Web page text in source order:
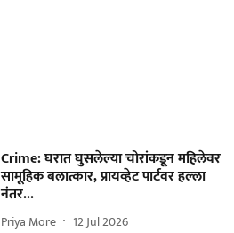
Crime: घरात घुसलेल्या चोरांकडून महिलेवर
सामूहिक बलात्कार, प्रायव्हेट पार्टवर हल्ला
नंतर...
Priya More 12 Jul 2026